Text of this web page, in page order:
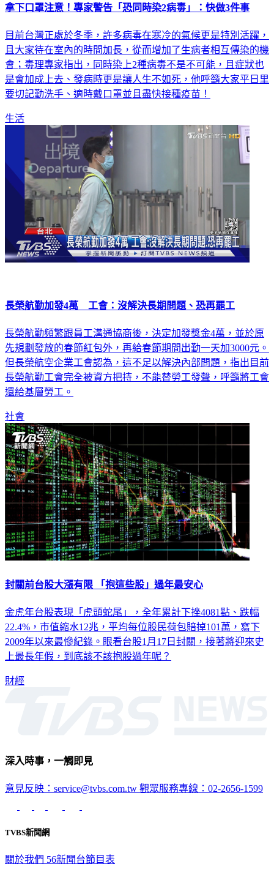
拿下口罩注意！專家警告「恐同時染2病毒」：快做3件事
目前台灣正處於冬季，許多病毒在寒冷的氣候更是特別活躍，
且大家待在室內的時間加長，從而增加了生病者相互傳染的機
會；毒理專家指出，同時染上2種病毒不是不可能，且症狀也
是會加成上去、發病時更是讓人生不如死，他呼籲大家平日里
要切記勤洗手、適時戴口罩並且盡快接種疫苗！
生活
長榮航勤加發4萬 工會：沒解決長期問題、恐再罷工
長榮航勤頻繁跟員工溝通協商後，決定加發獎金4萬，並於原
先規劃發放的春節紅包外，再給春節期間出勤一天加3000元。
但長榮航空企業工會認為，這不足以解決內部問題，指出目前
長榮航勤工會完全被資方把持，不能替勞工發聲，呼籲將工會
還給基層勞工。
社會
封關前台股大漲有限 「抱這些股」過年最安心
金虎年台股表現「虎頭蛇尾」，全年累計下挫4081點、跌幅
22.4%，市值縮水12兆，平均每位股民荷包賠掉101萬，寫下
2009年以來最慘紀錄。眼看台股1月17日封關，接著將迎來史
上最長年假，到底該不該抱股過年呢？
財經
深入時事，一觸即見
意見反映：service@tvbs.com.tw 觀眾服務專線：02-2656-1599
TVBS新聞網
關於我們 56新聞台節目表